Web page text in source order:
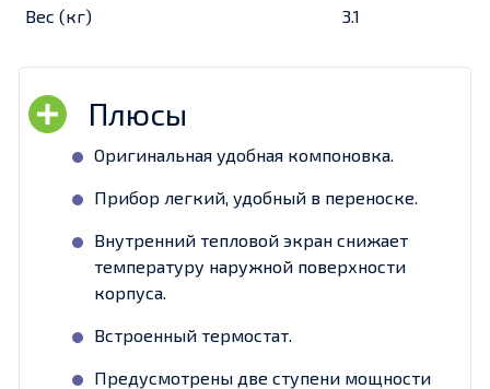
Вес (кг) 3.1
Оригинальная удобная компоновка.
Прибор легкий, удобный в переноске.
Внутренний тепловой экран снижает
температуру наружной поверхности
корпуса.
Встроенный термостат.
Предусмотрены две ступени мощности